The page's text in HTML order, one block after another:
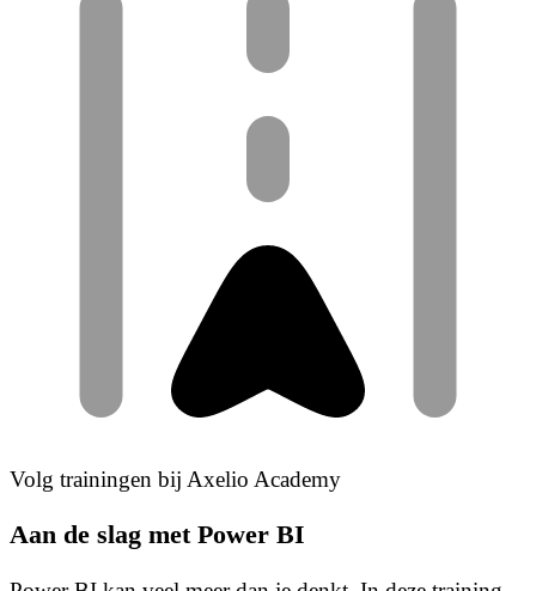
Volg trainingen bij Axelio Academy
Aan de slag met Power BI